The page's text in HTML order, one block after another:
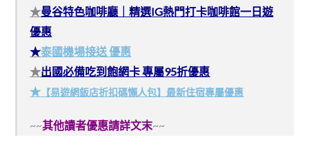
★曼谷特色咖啡廳｜精選IG熱門打卡咖啡館一日遊
優惠
★泰國機場接送 優惠
★出國必備吃到飽網卡 專屬95折優惠
★ 【易遊網飯店折扣碼懶人包】最新住宿專屬優惠
~~其他讀者優惠請詳文末~~